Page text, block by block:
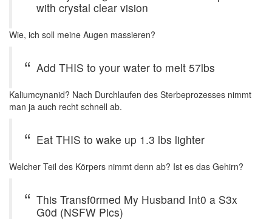
with crystal clear vision
Wie, ich soll meine Augen massieren?
Add THIS to your water to melt 57lbs
Kaliumcynanid? Nach Durchlaufen des Sterbeprozesses nimmt
man ja auch recht schnell ab.
Eat THIS to wake up 1.3 lbs lighter
Welcher Teil des Körpers nimmt denn ab? Ist es das Gehirn?
This Transf0rmed My Husband Int0 a S3x
G0d (NSFW Pics)